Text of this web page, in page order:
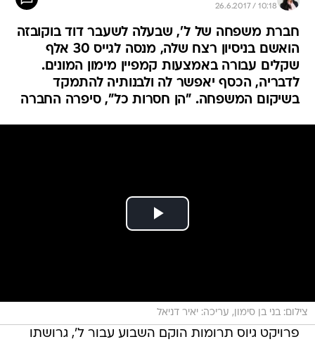
26.6.2017 / 10:18
חברת משפחה של ל', שבעלה לשעבר דוד בוקובזה
הואשם בניסיון רצח שלה, מנסה לגייס 30 אלף
שקלים עבורה באמצעות קמפיין מימון המונים.
לדבריה, הכסף יאפשר לה ולבנותיה להתמקד
בשיקום המשפחה. "הן חסרות כל", סיפרה החברה
צילום: בני בן סימון, עריכה: יאיר דניאל
פרויקט גיוס תרומות הוקם השבוע עבור ל', גרושתו